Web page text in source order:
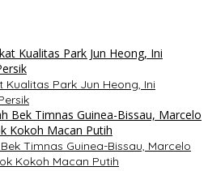
Kualitas Park Jun Heong, Ini
Timnas Guinea-Bissau, Marcelo
Kokoh Macan Putih